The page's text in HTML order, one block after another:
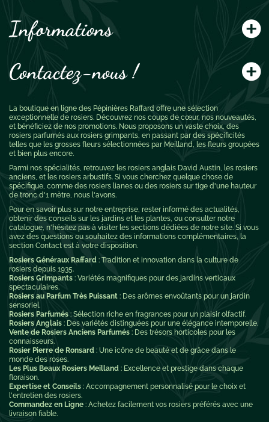
Informations
Contactez-nous !
La boutique en ligne des Pépinières Raffard offre une sélection
exceptionnelle de rosiers. Découvrez nos coups de cœur, nos nouveautés,
et bénéficiez de nos promotions. Nous proposons un vaste choix, des
rosiers parfumés aux rosiers grimpants, en passant par des spécificités
telles que les grosses fleurs sélectionnées par Meilland, les fleurs groupées
et bien plus encore.
Parmi nos spécialités, retrouvez les rosiers anglais David Austin, les rosiers
anciens, et les rosiers arbustifs. Si vous cherchez quelque chose de
spécifique, comme des rosiers lianes ou des rosiers sur tige d'une hauteur
de tronc d'1 mètre, nous l'avons.
Pour en savoir plus sur notre entreprise, rester informé des actualités,
obtenir des conseils sur les jardins et les plantes, ou consulter notre
catalogue, n'hésitez pas à visiter les sections dédiées de notre site. Si vous
avez des questions ou souhaitez des informations complémentaires, la
section Contact est à votre disposition.
Rosiers Généraux Raffard : Tradition et innovation dans la culture de
rosiers depuis 1935.
Rosiers Grimpants : Variétés magnifiques pour des jardins verticaux
spectaculaires.
Rosiers au Parfum Très Puissant : Des arômes envoûtants pour un jardin
sensoriel.
Rosiers Parfumés : Sélection riche en fragrances pour un plaisir olfactif.
Rosiers Anglais : Des variétés distinguées pour une élégance intemporelle.
Vente de Rosiers Anciens Parfumés : Des trésors horticoles pour les
connaisseurs.
Rosier Pierre de Ronsard : Une icône de beauté et de grâce dans le
monde des roses.
Les Plus Beaux Rosiers Meilland : Excellence et prestige dans chaque
floraison.
Expertise et Conseils : Accompagnement personnalisé pour le choix et
l'entretien des rosiers.
Commandez en Ligne : Achetez facilement vos rosiers préférés avec une
livraison fiable.